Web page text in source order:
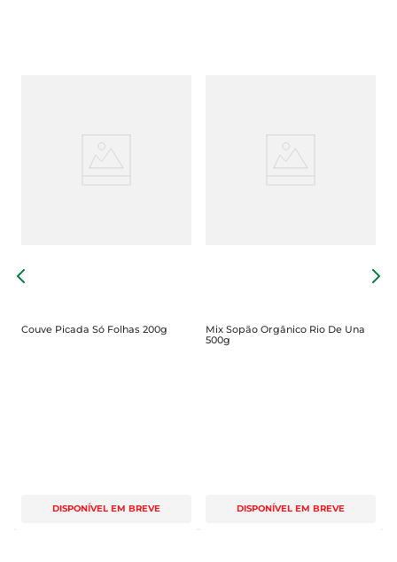
Couve Picada Só Folhas 200g
DISPONÍVEL EM BREVE
Mix Sopão Orgânico Rio De Una
500g
DISPONÍVEL EM BREVE